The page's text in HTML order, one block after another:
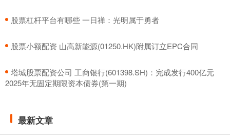
​股票杠杆平台有哪些 一日禅：光明属于勇者
​股票小额配资 山高新能源(01250.HK)附属订立EPC合同
​塔城股票配资公司 工商银行(601398.SH)：完成发行400亿元
2025年无固定期限资本债券(第一期)
最新文章